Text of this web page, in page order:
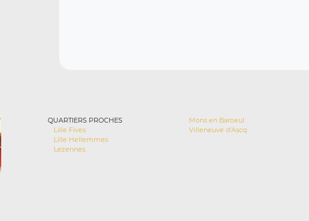
QUARTIERS PROCHES
Lille Fives
Lille Hellemmes
Lezennes
Mons en Baroeul
Villeneuve d'Ascq